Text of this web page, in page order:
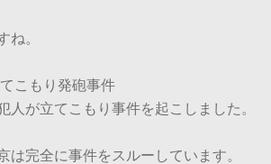
ね。
こもり発砲事件
人が立てこもり事件を起こしました。
は完全に事件をスルーしています。